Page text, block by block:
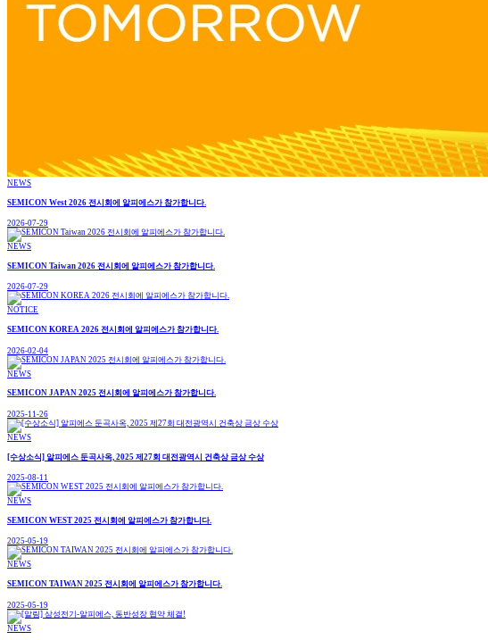
NEWS
SEMICON West 2026 전시회에 알피에스가 참가합니다.
2026-07-29
NEWS
SEMICON Taiwan 2026 전시회에 알피에스가 참가합니다.
2026-07-29
NOTICE
SEMICON KOREA 2026 전시회에 알피에스가 참가합니다.
2026-02-04
NEWS
SEMICON JAPAN 2025 전시회에 알피에스가 참가합니다.
2025-11-26
NEWS
[수상소식] 알피에스 둔곡사옥, 2025 제27회 대전광역시 건축상 금상 수상
2025-08-11
NEWS
SEMICON WEST 2025 전시회에 알피에스가 참가합니다.
2025-05-19
NEWS
SEMICON TAIWAN 2025 전시회에 알피에스가 참가합니다.
2025-05-19
NEWS